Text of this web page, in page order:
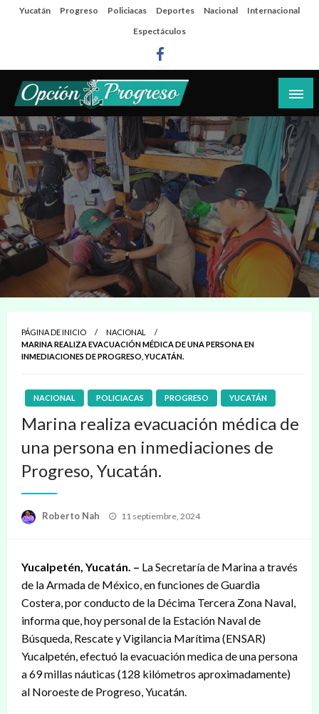
SaltaYucatán Progreso Policiacas Deportes Nacional
Internacional
Espectáculos
Opción Progreso
Las noticias del día a día del puerto
PÁGINA DE INICIO
NACIONAL
MARINA REALIZA EVACUACIÓN MÉDICA DE UNA PERSONA EN
INMEDIACIONES DE PROGRESO, YUCATÁN.
NACIONAL POLICIACAS PROGRESO YUCATÁN
Marina realiza evacuación médica de
una persona en inmediaciones de
Progreso, Yucatán.
Roberto Nah
Publicado
11 septiembre, 2024
Yucalpetén, Yucatán. – La Secretaría de Marina a través
de la Armada de México, en funciones de Guardia
Costera, por conducto de la Décima Tercera Zona Naval,
informa que, hoy personal de la Estación Naval de
Búsqueda, Rescate y Vigilancia Marítima (ENSAR)
Yucalpetén, efectuó la evacuación medica de una persona
a 69 millas náuticas (128 kilómetros aproximadamente)
al Noroeste de Progreso, Yucatán.